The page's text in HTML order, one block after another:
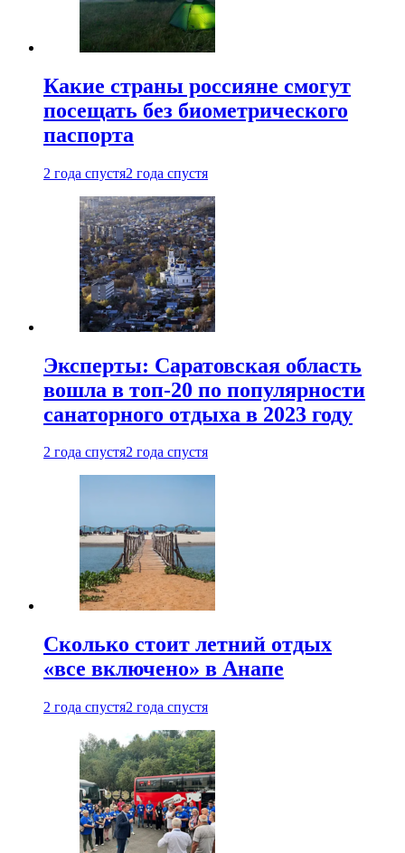
Какие страны россияне смогут
посещать без биометрического
паспорта
2 года спустя2 года спустя
Эксперты: Саратовская область
вошла в топ-20 по популярности
санаторного отдыха в 2023 году
2 года спустя2 года спустя
Сколько стоит летний отдых
«все включено» в Анапе
2 года спустя2 года спустя